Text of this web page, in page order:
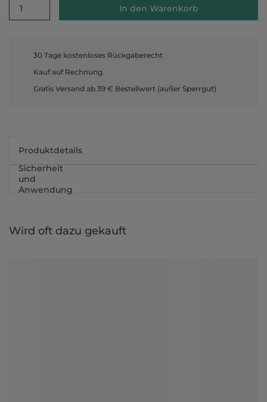
1 In den Warenkorb
30 Tage kostenloses Rückgaberecht
Kauf auf Rechnung
Gratis Versand ab 39 € Bestellwert (außer Sperrgut)
Produktdetails
Sicherheit
und
Anwendung
Wird oft dazu gekauft